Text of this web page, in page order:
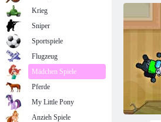
Krieg
Sniper
Sportspiele
Flugzeug
Mädchen Spiele
Pferde
My Little Pony
Anzieh Spiele